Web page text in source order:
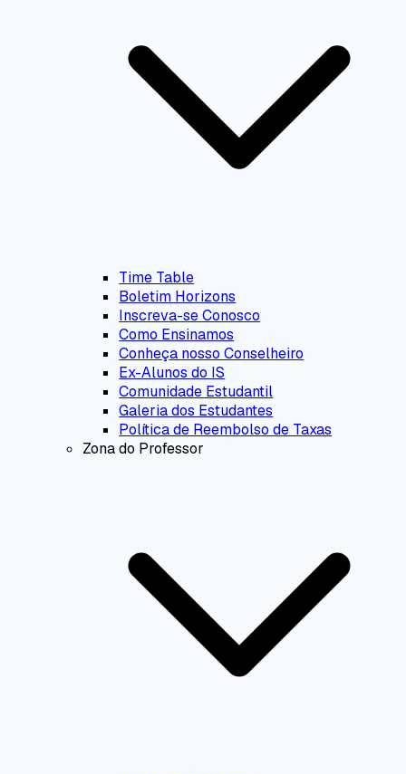
Time Table
Boletim Horizons
Inscreva-se Conosco
Como Ensinamos
Conheça nosso Conselheiro
Ex-Alunos do IS
Comunidade Estudantil
Galeria dos Estudantes
Política de Reembolso de Taxas
Zona do Professor